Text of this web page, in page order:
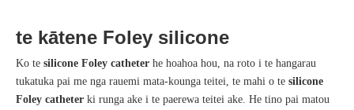
te kātene Foley silicone
Ko te silicone Foley catheter he hoahoa hou, na roto i te hangarau
tukatuka pai me nga rauemi mata-kounga teitei, te mahi o te silicone
Foley catheter ki runga ake i te paerewa teitei ake. He tino pai matou